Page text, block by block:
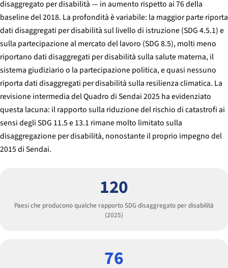
disaggregato per disabilità — in aumento rispetto ai 76 della
baseline del 2018. La profondità è variabile: la maggior parte riporta
dati disaggregati per disabilità sul livello di istruzione (SDG 4.5.1) e
sulla partecipazione al mercato del lavoro (SDG 8.5), molti meno
riportano dati disaggregati per disabilità sulla salute materna, il
sistema giudiziario o la partecipazione politica, e quasi nessuno
riporta dati disaggregati per disabilità sulla resilienza climatica. La
revisione intermedia del Quadro di Sendai 2025 ha evidenziato
questa lacuna: il rapporto sulla riduzione del rischio di catastrofi ai
sensi degli SDG 11.5 e 13.1 rimane molto limitato sulla
disaggregazione per disabilità, nonostante il proprio impegno del
2015 di Sendai.
120
Paesi che producono qualche rapporto SDG disaggregato per disabilità
(2025)
76